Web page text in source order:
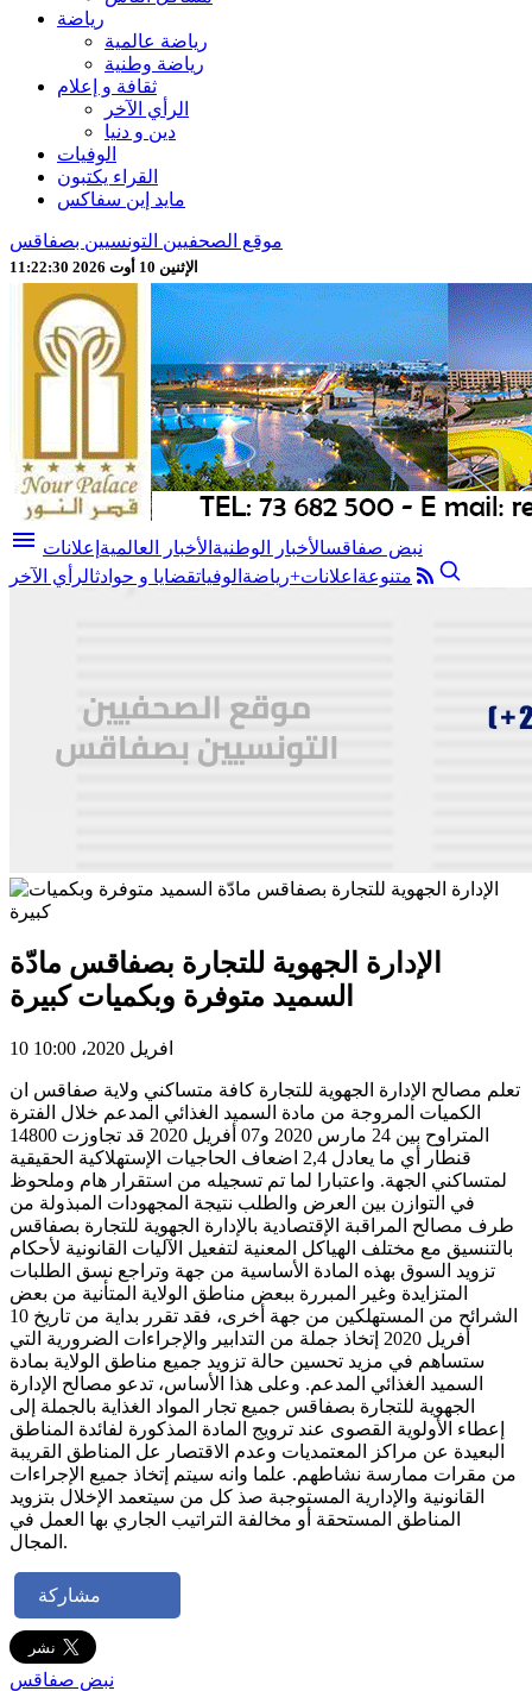
رياضة
رياضة عالمية
رياضة وطنية
ثقافة و إعلام
الرأي الآخر
دين و دنيا
الوفيات
القراء يكتبون
مايد إين سفاكس
موقع الصحفيين التونسيين بصفاقس
الإثنين 10 أوت 2026 11:22:32
menu نبض صفاقسالأخبار الوطنية الأخبار العالمية إعلانات
متنوعة اعلانات+رياضة الوفياتقضايا و حوادثالرأي الآخر
الإدارة الجهوية للتجارة بصفاقس مادّة
السميد متوفرة وبكميات كبيرة
10 افريل 2020، 10:00
تعلم مصالح الإدارة الجهوية للتجارة كافة متساكني ولاية صفاقس ان
الكميات المروجة من مادة السميد الغذائي المدعم خلال الفترة
المتراوح بين 24 مارس 2020 و07 أفريل 2020 قد تجاوزت 14800
قنطار أي ما يعادل 2,4 اضعاف الحاجيات الإستهلاكية الحقيقية
لمتساكني الجهة. واعتبارا لما تم تسجيله من استقرار هام وملحوظ
في التوازن بين العرض والطلب نتيجة المجهودات المبذولة من
طرف مصالح المراقبة الإقتصادية بالإدارة الجهوية للتجارة بصفاقس
بالتنسيق مع مختلف الهياكل المعنية لتفعيل الآليات القانونية لأحكام
تزويد السوق بهذه المادة الأساسية من جهة وتراجع نسق الطلبات
المتزايدة وغير المبررة ببعض مناطق الولاية المتأنية من بعض
الشرائح من المستهلكين من جهة أخرى، فقد تقرر بداية من تاريخ 10
أفريل 2020 إتخاذ جملة من التدابير والإجراءات الضرورية التي
ستساهم في مزيد تحسين حالة تزويد جميع مناطق الولاية بمادة
السميد الغذائي المدعم. وعلى هذا الأساس، تدعو مصالح الإدارة
الجهوية للتجارة بصفاقس جميع تجار المواد الغذاية بالجملة إلى
إعطاء الأولوية القصوى عند ترويج المادة المذكورة لفائدة المناطق
البعيدة عن مراكز المعتمديات وعدم الاقتصار عل المناطق القريبة
من مقرات ممارسة نشاطهم. علما وانه سيتم إتخاذ جميع الإجراءات
القانونية والإدارية المستوجبة صذ كل من سيتعمد الإخلال بتزويد
المناطق المستحقة أو مخالفة التراتيب الجاري بها العمل في
المجال.
مشاركة
نبض صفاقس